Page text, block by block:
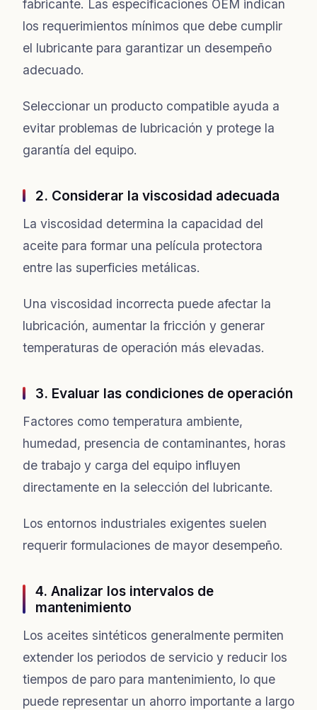
fabricante. Las especificaciones OEM indican
los requerimientos mínimos que debe cumplir
el lubricante para garantizar un desempeño
adecuado.
Seleccionar un producto compatible ayuda a
evitar problemas de lubricación y protege la
garantía del equipo.
2. Considerar la viscosidad adecuada
La viscosidad determina la capacidad del
aceite para formar una película protectora
entre las superficies metálicas.
Una viscosidad incorrecta puede afectar la
lubricación, aumentar la fricción y generar
temperaturas de operación más elevadas.
3. Evaluar las condiciones de operación
Factores como temperatura ambiente,
humedad, presencia de contaminantes, horas
de trabajo y carga del equipo influyen
directamente en la selección del lubricante.
Los entornos industriales exigentes suelen
requerir formulaciones de mayor desempeño.
4. Analizar los intervalos de
mantenimiento
Los aceites sintéticos generalmente permiten
extender los periodos de servicio y reducir los
tiempos de paro para mantenimiento, lo que
puede representar un ahorro importante a largo